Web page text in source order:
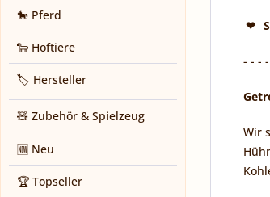
🐎 Pferd
🐑 Hoftiere
🏷️ Hersteller
🧸 Zubehör & Spielzeug
🆕 Neu
🏆 Topseller
- - -
Wir